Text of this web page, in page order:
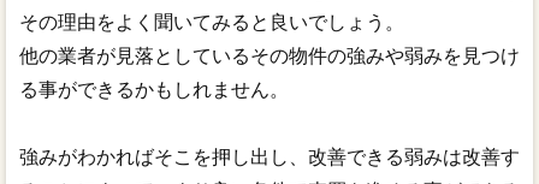
その理由をよく聞いてみると良いでしょう。
他の業者が見落としているその物件の強みや弱みを見つけ
る事ができるかもしれません。
強みがわかればそこを押し出し、改善できる弱みは改善す